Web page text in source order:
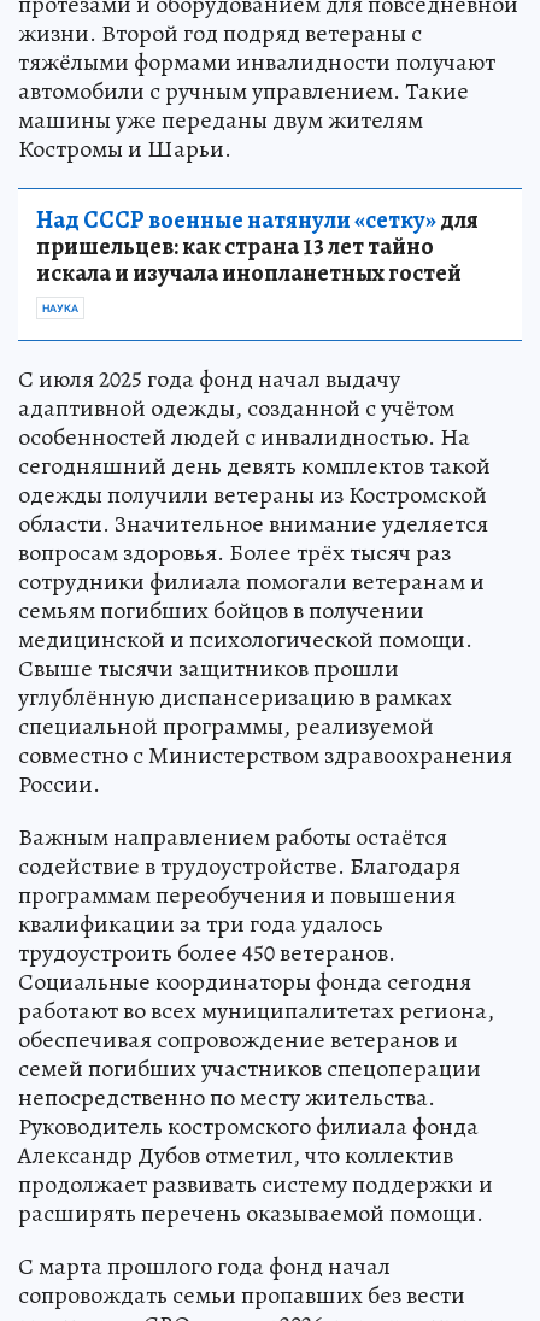
жизни. Второй год подряд ветераны с
тяжёлыми формами инвалидности получают
автомобили с ручным управлением. Такие
машины уже переданы двум жителям
Костромы и Шарьи.
Над СССР военные натянули «сетку»для
пришельцев: как страна 13 лет тайно
искала и изучала инопланетных гостей
НАУКА
С июля 2025 года фонд начал выдачу
адаптивной одежды, созданной с учётом
особенностей людей с инвалидностью. На
сегодняшний день девять комплектов такой
одежды получили ветераны из Костромской
области. Значительное внимание уделяется
вопросам здоровья. Более трёх тысяч раз
сотрудники филиала помогали ветеранам и
семьям погибших бойцов в получении
медицинской и психологической помощи.
Свыше тысячи защитников прошли
углублённую диспансеризацию в рамках
специальной программы, реализуемой
совместно с Министерством здравоохранения
России.
Важным направлением работы остаётся
содействие в трудоустройстве. Благодаря
программам переобучения и повышения
квалификации за три года удалось
трудоустроить более 450 ветеранов.
Социальные координаторы фонда сегодня
работают во всех муниципалитетах региона,
обеспечивая сопровождение ветеранов и
семей погибших участников спецоперации
непосредственно по месту жительства.
Руководитель костромского филиала фонда
Александр Дубов отметил, что коллектив
продолжает развивать систему поддержки и
расширять перечень оказываемой помощи.
С марта прошлого года фонд начал
сопровождать семьи пропавших без вести